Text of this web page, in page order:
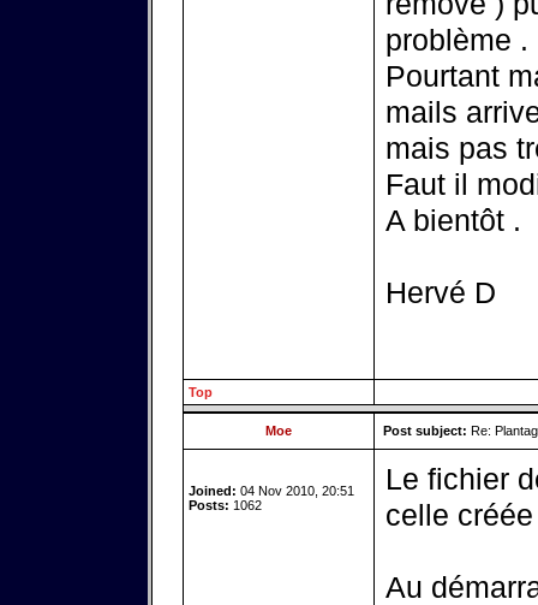
problème .
Pourtant
mails
mais pas
Faut il
A bientôt .
Hervé D
Top
Moe Post subject: Re:
Joined: 04 Nov 2010, 20:51
Posts: 1062
Le fichier
celle
Au